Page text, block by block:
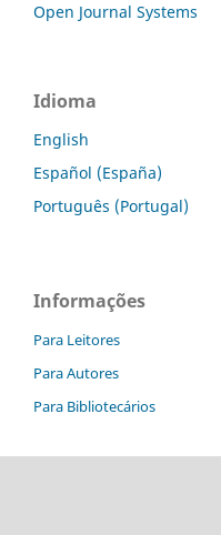
Open Journal Systems
Idioma
English
Español (España)
Português (Portugal)
Informações
Para Leitores
Para Autores
Para Bibliotecários